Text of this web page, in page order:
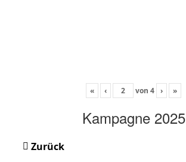
« ‹ von 4 › »
Kampagne 2025
Zurück